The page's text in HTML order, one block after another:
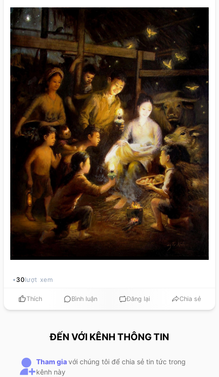
30lượt xem
Thích Bình luận Đăng lại Chia sẻ
ĐẾN VỚI KÊNH THÔNG TIN
Tham giavới chúng tôi để chia sẻ tin tức trong
kênh này